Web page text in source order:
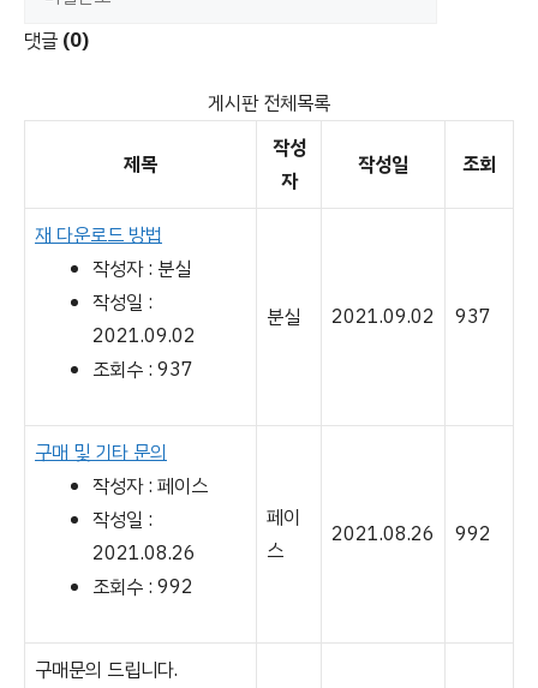
댓글 (0)
게시판 전체목록
제목
작성
자
작성일 조회
재 다운로드 방법
작성자 : 분실
작성일 :
2021.09.02
조회수 : 937
분실 2021.09.02 937
구매 및 기타 문의
작성자 : 페이스
작성일 :
2021.08.26
조회수 : 992
페이
스
2021.08.26 992
구매문의 드립니다.